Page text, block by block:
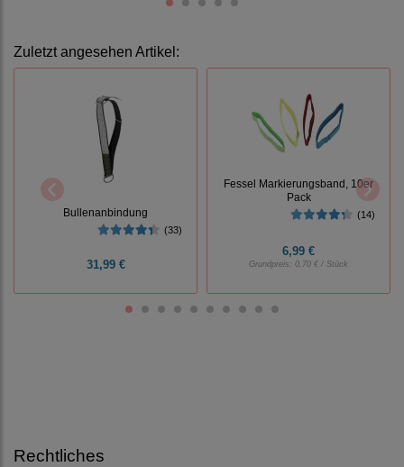
Zuletzt angesehen Artikel:
Bullenanbindung
(33)
31,99 €
Fessel Markierungsband, 10er
Pack
(14)
6,99 €
Grundpreis: 0,70 € / Stück
Rechtliches